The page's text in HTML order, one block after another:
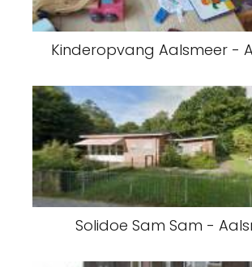
Kinderopvang Aalsmeer -
Solidoe Sam Sam -